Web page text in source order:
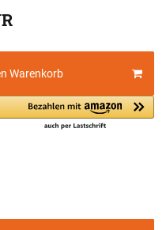
Warenkorb